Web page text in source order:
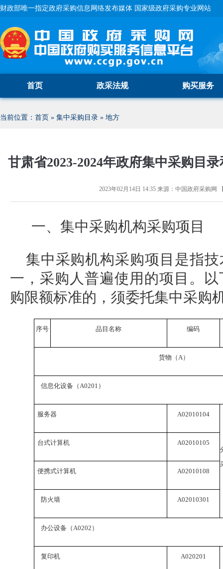
财政部唯一指定政府采购信息网络发布媒体 国家级政府采购专业网站
首页 政采法规 购买服务
当前位置： 首页 » 集中采购目录 » 地方
甘肃省2023-2024年政府集中采购目
2023年02月14日 14:35来源： 中国政府采购网
一、集中采购机构采购项目
集中采购机构采购项目是指
一，采购人普遍使用的项目。
购限额标准的，须委托集中采购
序号 品目名称 编码
货物（A）
信息化设备（A0201 ）
服务器 A02010104
台式计算机 A02010105
便携式计算机 A02010108
防火墙 A02010301
办公设备（A0202 ）
复印机 A020201